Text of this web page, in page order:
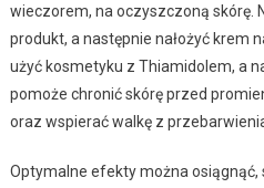
wieczorem, na oczyszczoną skórę.
produkt, a następnie nałożyć krem
użyć kosmetyku z Thiamidolem, a
pomoże chronić skórę przed
oraz wspierać walkę z
Optymalne efekty można osiągnąć,